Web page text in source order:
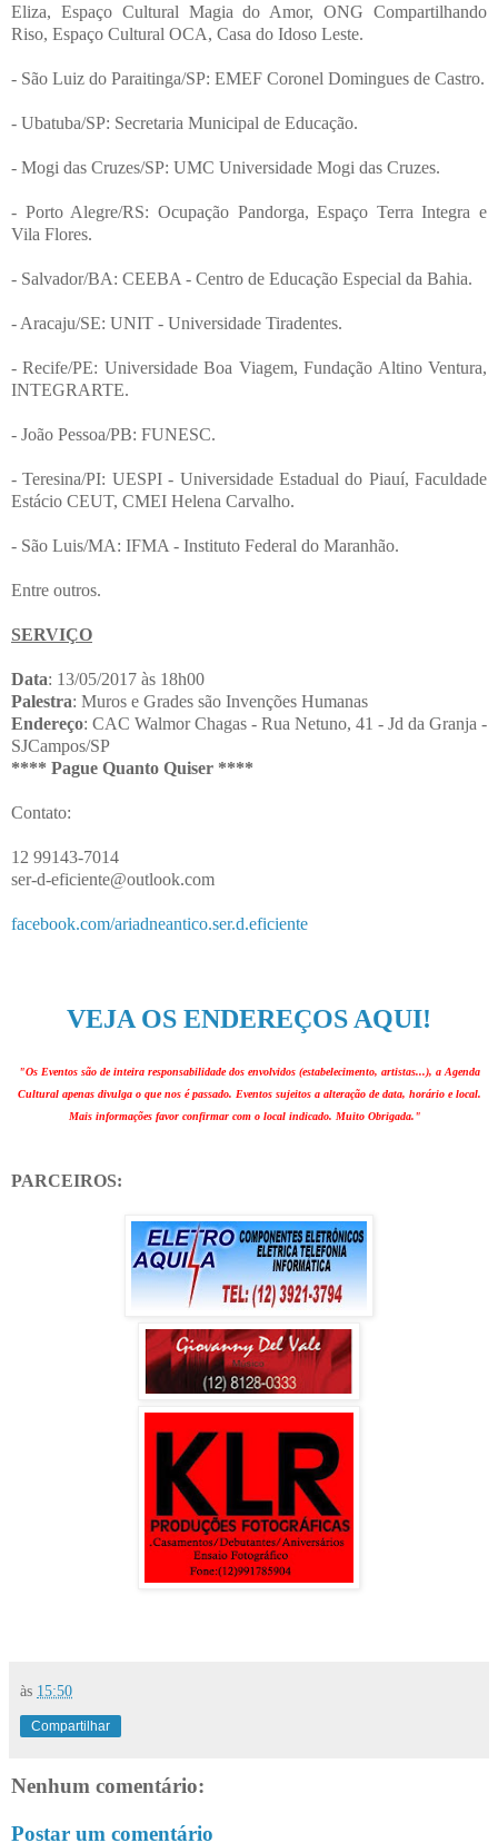
Eliza, Espaço Cultural Magia do Amor, ONG Compartilhando
Riso, Espaço Cultural OCA, Casa do Idoso Leste.
- São Luiz do Paraitinga/SP: EMEF Coronel Domingues de Castro.
- Ubatuba/SP: Secretaria Municipal de Educação.
- Mogi das Cruzes/SP: UMC Universidade Mogi das Cruzes.
- Porto Alegre/RS: Ocupação Pandorga, Espaço Terra Integra e
Vila Flores.
- Salvador/BA: CEEBA - Centro de Educação Especial da Bahia.
- Aracaju/SE: UNIT - Universidade Tiradentes.
- Recife/PE: Universidade Boa Viagem, Fundação Altino Ventura,
INTEGRARTE.
- João Pessoa/PB: FUNESC.
- Teresina/PI: UESPI - Universidade Estadual do Piauí, Faculdade
Estácio CEUT, CMEI Helena Carvalho.
- São Luis/MA: IFMA - Instituto Federal do Maranhão.
Entre outros.
SERVIÇO
Data: 13/05/2017 às 18h00
Palestra: Muros e Grades são Invenções Humanas
Endereço: CAC Walmor Chagas - Rua Netuno, 41 - Jd da Granja -
SJCampos/SP
**** Pague Quanto Quiser ****
Contato:
12 99143-7014
ser-d-eficiente@outlook.com
facebook.com/ariadneantico.ser.d.eficiente
VEJA OS ENDEREÇOS AQUI!
"Os Eventos são de inteira responsabilidade dos envolvidos (estabelecimento, artistas...), a Agenda
Cultural apenas divulga o que nos é passado. Eventos sujeitos a alteração de data, horário e local.
Mais informações favor confirmar com o local indicado. Muito Obrigada."
PARCEIROS:
às 15:50
Compartilhar
Nenhum comentário:
Postar um comentário